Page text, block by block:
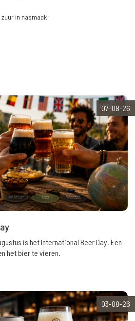
in nasmaak
07-08-26
is het International Beer Day. Een
het bier te vieren.
03-08-26